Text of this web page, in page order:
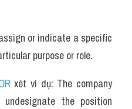
or indicate a specific
purpose or role.
xét ví dụ: The company
the position